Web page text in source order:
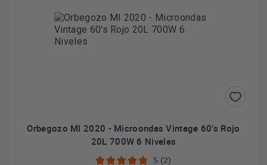
Orbegozo MI 2020 - Microondas Vintage 60's Rojo
20L 700W 6 Niveles
5 (2)